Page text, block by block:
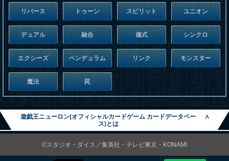
リバース トゥーン スピリット ユニオン
デュアル 融合 儀式 シンクロ
エクシーズ ペンデュラム リンク モンスター
魔法 罠
遊戯王ニューロン(オフィシャルカードゲーム カードデータベー
ス)とは
∧
©スタジオ・ダイス／集英社・テレビ東京・KONAMI